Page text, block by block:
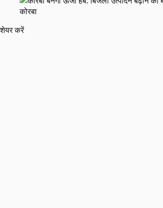
कोरबा
शेयर करें